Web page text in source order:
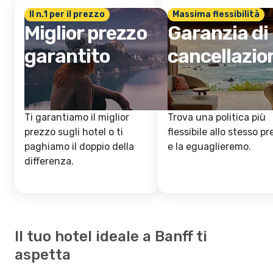
Il n.1 per il prezzo
Miglior prezzo
garantito
Ti garantiamo il miglior
prezzo sugli hotel o ti
paghiamo il doppio della
differenza.
Massima flessibilità
Garanzia di
Trova una politica più
flessibile allo stesso
e la eguaglieremo.
Il tuo hotel ideale a Banff ti
aspetta